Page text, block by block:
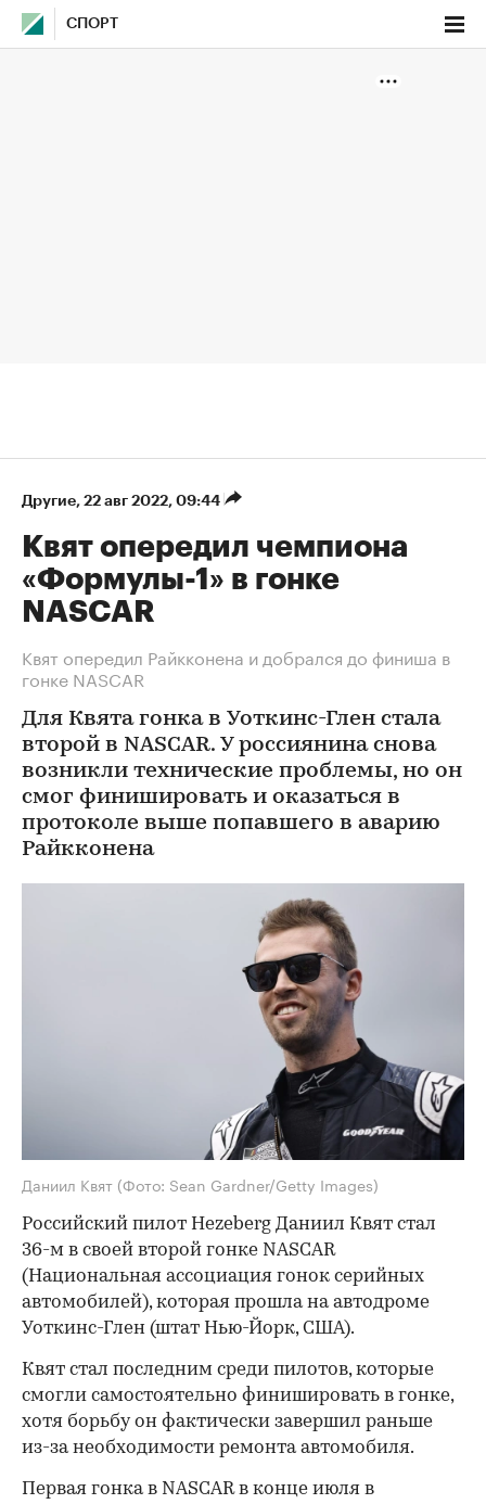
СПОРТ
Другие⁠, 22 авг 2022, 09:44
Квят опередил чемпиона
«Формулы-1» в гонке
NASCAR
Квят опередил Райкконена и добрался до финиша в
гонке NASCAR
Для Квята гонка в Уоткинс-Глен стала
второй в NASCAR. У россиянина снова
возникли технические проблемы, но он
смог финишировать и оказаться в
протоколе выше попавшего в аварию
Райкконена
Даниил Квят (Фото: Sean Gardner/Getty Images)
Российский пилот Hezeberg Даниил Квят стал
36-м в своей второй гонке NASCAR
(Национальная ассоциация гонок серийных
автомобилей), которая прошла на автодроме
Уоткинс-Глен (штат Нью-Йорк, США).
Квят стал последним среди пилотов, которые
смогли самостоятельно финишировать в гонке,
хотя борьбу он фактически завершил раньше
из-за необходимости ремонта автомобиля.
Первая гонка в NASCAR в конце июля в